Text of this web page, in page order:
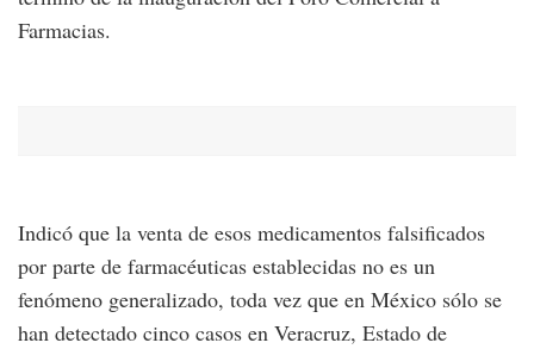
Farmacias.
Indicó que la venta de esos medicamentos falsificados
por parte de farmacéuticas establecidas no es un
fenómeno generalizado, toda vez que en México sólo se
han detectado cinco casos en Veracruz, Estado de